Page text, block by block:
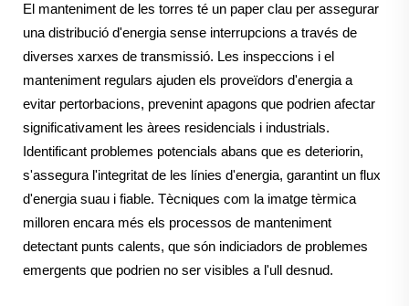
El manteniment de les torres té un paper clau per assegurar
una distribució d'energia sense interrupcions a través de
diverses xarxes de transmissió. Les inspeccions i el
manteniment regulars ajuden els proveïdors d'energia a
evitar pertorbacions, prevenint apagons que podrien afectar
significativament les àrees residencials i industrials.
Identificant problemes potencials abans que es deteriorin,
s'assegura l'integritat de les línies d'energia, garantint un flux
d'energia suau i fiable. Tècniques com la imatge tèrmica
milloren encara més els processos de manteniment
detectant punts calents, que són indiciadors de problemes
emergents que podrien no ser visibles a l'ull desnud.